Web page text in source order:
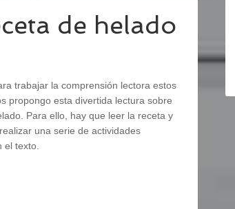
de helado
trabajar la comprensión lectora estos
propongo esta divertida lectura sobre
Para ello, hay que leer la receta y
una serie de actividades
el texto.